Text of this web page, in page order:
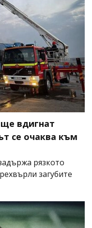
вдигнат
се очаква към
рязкото
загубите